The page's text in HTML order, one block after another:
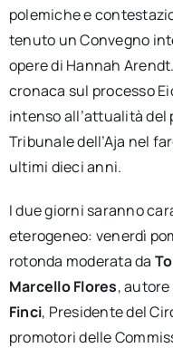
polemiche e
tenuto un Convegno
opere di Hannah
cronaca sul processo
intenso all’attualità del
Tribunale dell’Aja nel
ultimi dieci anni.
I due giorni saranno
eterogeneo: venerdì
rotonda moderata da
Marcello Flores,
Finci, Presidente del
promotori delle